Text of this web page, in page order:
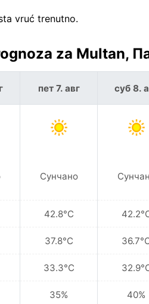
vruć trenutno.
za Multan,
пет 7. авг
Сунчано
42.8°C
37.8°C
33.3°C
35%
суб 8.
40%